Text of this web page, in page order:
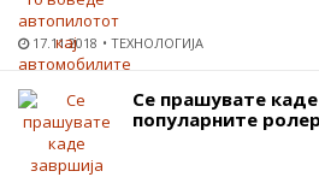
17.11.2018 ТЕХНОЛОГИЈА
Се прашувате
популарните